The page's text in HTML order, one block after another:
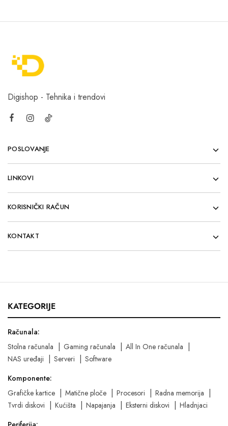
Digishop - Tehnika i trendovi
POSLOVANJE
LINKOVI
KORISNIČKI RAČUN
KONTAKT
KATEGORIJE
Računala:
Stolna računala
Gaming računala
All In One računala
NAS uređaji
Serveri
Software
Komponente:
Grafičke kartice
Matične ploče Procesori
Radna memorija
Tvrdi diskovi
Kućišta Napajanja Eksterni diskovi
Hladnjaci